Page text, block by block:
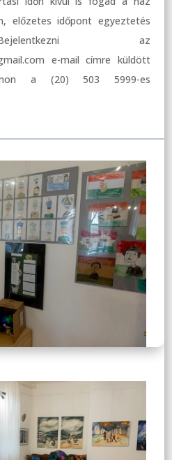
előzetes időpont egyeztetés
az
e-mail címre küldött
a (20) 503 5999-es